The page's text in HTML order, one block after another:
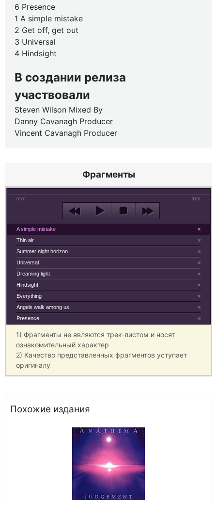
6 Presence
1 A simple mistake
2 Get off, get out
3 Universal
4 Hindsight
В создании релиза
участвовали
Steven Wilson Mixed By
Danny Cavanagh Producer
Vincent Cavanagh Producer
Фрагменты
00:00 00:31
×
A simple mistake
×
Thin air
×
Summer night horizon
×
Universal
×
Dreaming light
×
Hindsight
×
Everything
×
Angels walk among us
×
Presence
1) Фрагменты не являются трек-листом и носят
ознакомительный характер
2) Качество представленных фрагментов уступает
оригиналу
Похожие издания